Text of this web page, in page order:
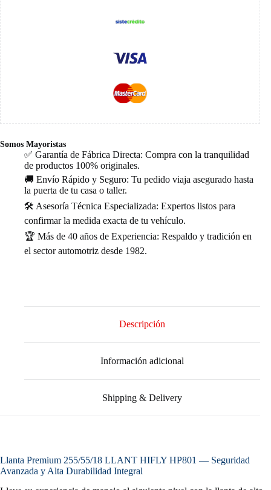
Somos Mayoristas
✅ Garantía de Fábrica Directa: Compra con la tranquilidad
de productos 100% originales.
🚚 Envío Rápido y Seguro: Tu pedido viaja asegurado hasta
la puerta de tu casa o taller.
🛠️ Asesoría Técnica Especializada: Expertos listos para
confirmar la medida exacta de tu vehículo.
🏆 Más de 40 años de Experiencia: Respaldo y tradición en
el sector automotriz desde 1982.
Descripción
Información adicional
Shipping & Delivery
Llanta Premium 255/55/18 LLANT HIFLY HP801 — Seguridad
Avanzada y Alta Durabilidad Integral